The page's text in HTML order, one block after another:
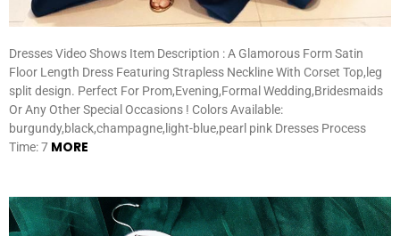
Dresses Video Shows Item Description : A Glamorous Form Satin
Floor Length Dress Featuring Strapless Neckline With Corset Top,leg
split design. Perfect For Prom,Evening,Formal Wedding,Bridesmaids
Or Any Other Special Occasions ! Colors Available:
burgundy,black,champagne,light-blue,pearl pink Dresses Process
Time: 7 MORE